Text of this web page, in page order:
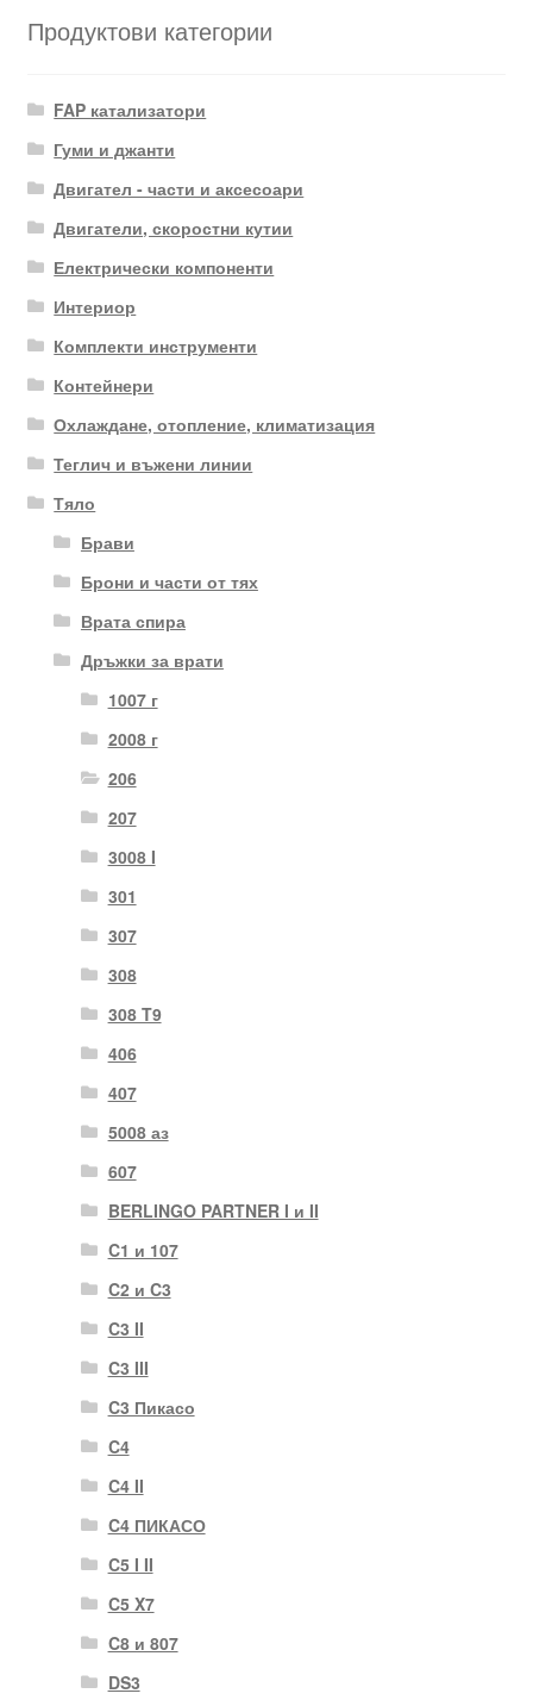
Продуктови категории
FAP катализатори
Гуми и джанти
Двигател - части и аксесоари
Двигатели, скоростни кутии
Електрически компоненти
Интериор
Комплекти инструменти
Контейнери
Охлаждане, отопление, климатизация
Теглич и въжени линии
Тяло
Брави
Брони и части от тях
Врата спира
Дръжки за врати
1007 г
2008 г
206
207
3008 I
301
307
308
308 T9
406
407
5008 аз
607
BERLINGO PARTNER I и II
C1 и 107
C2 и C3
C3 II
C3 III
C3 Пикасо
C4
C4 II
C4 ПИКАСО
C5 I II
C5 X7
C8 и 807
DS3